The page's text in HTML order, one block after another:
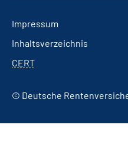
Impressum
Inhaltsverzeichnis
CERT
© Deutsche